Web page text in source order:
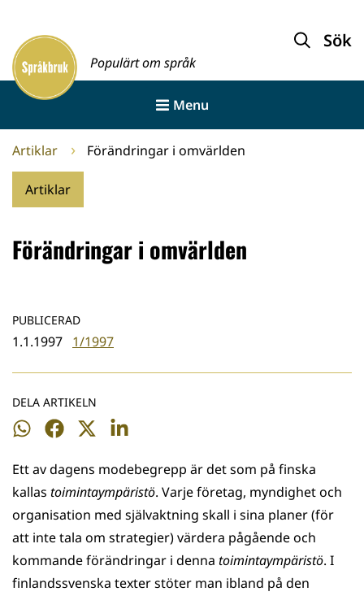
innehållet
Framsida
Populärt om språk
Sök
Menu
Artiklar Förändringar i omvärlden
Artiklar
Förändringar i omvärlden
PUBLICERAD
1.1.1997 1/1997
DELA ARTIKELN
Dela
WhatsApp
Dela
Facebook
Dela
Twitter
Dela
LinkedIn
Ett av dagens modebegrepp är det som på finska
kallas toimintaympäristö. Varje företag, myndighet och
organisation med självaktning skall i sina planer (för
att inte tala om strategier) värdera pågående och
kommande förändringar i denna toimintaympäristö. I
finlandssvenska texter stöter man ibland på den